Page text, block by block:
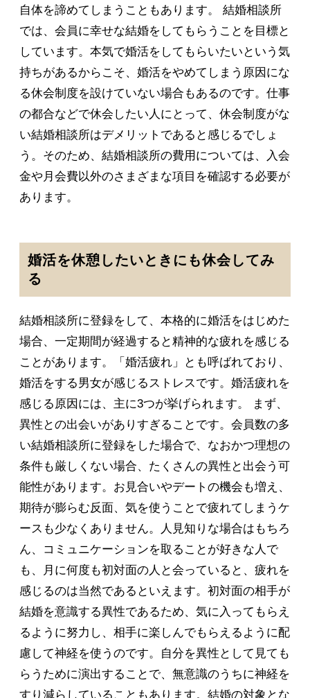
自体を諦めてしまうこともあります。 結婚相談所
では、会員に幸せな結婚をしてもらうことを目標と
しています。本気で婚活をしてもらいたいという気
持ちがあるからこそ、婚活をやめてしまう原因にな
る休会制度を設けていない場合もあるのです。仕事
の都合などで休会したい人にとって、休会制度がな
い結婚相談所はデメリットであると感じるでしょ
う。そのため、結婚相談所の費用については、入会
金や月会費以外のさまざまな項目を確認する必要が
あります。
婚活を休憩したいときにも休会してみ
る
結婚相談所に登録をして、本格的に婚活をはじめた
場合、一定期間が経過すると精神的な疲れを感じる
ことがあります。「婚活疲れ」とも呼ばれており、
婚活をする男女が感じるストレスです。婚活疲れを
感じる原因には、主に3つが挙げられます。 まず、
異性との出会いがありすぎることです。会員数の多
い結婚相談所に登録をした場合で、なおかつ理想の
条件も厳しくない場合、たくさんの異性と出会う可
能性があります。お見合いやデートの機会も増え、
期待が膨らむ反面、気を使うことで疲れてしまうケ
ースも少なくありません。人見知りな場合はもちろ
ん、コミュニケーションを取ることが好きな人で
も、月に何度も初対面の人と会っていると、疲れを
感じるのは当然であるといえます。初対面の相手が
結婚を意識する異性であるため、気に入ってもらえ
るように努力し、相手に楽しんでもらえるように配
慮して神経を使うのです。自分を異性として見ても
らうために演出することで、無意識のうちに神経を
すり減らしていることもあります。結婚の対象とな